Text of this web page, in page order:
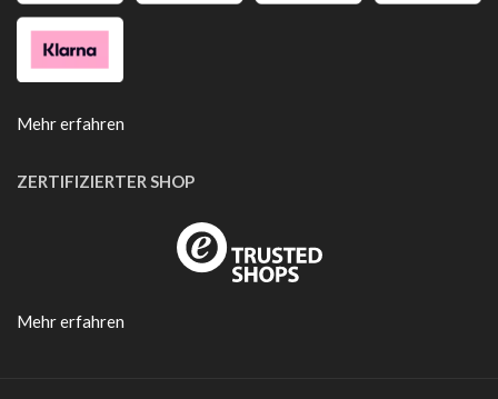
Mehr erfahren
ZERTIFIZIERTER SHOP
Mehr erfahren